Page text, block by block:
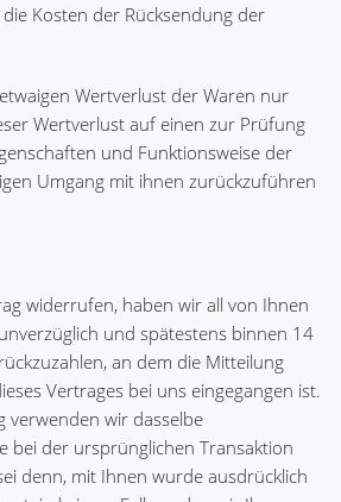
Kosten der Rücksendung der
Wertverlust der Waren nur
Wertverlust auf einen zur Prüfung
und Funktionsweise der
Umgang mit ihnen zurückzuführen
widerrufen, haben wir all von Ihnen
und spätestens binnen 14
an dem die Mitteilung
Vertrages bei uns eingegangen ist.
verwenden wir dasselbe
bei der ursprünglichen Transaktion
denn, mit Ihnen wurde ausdrücklich